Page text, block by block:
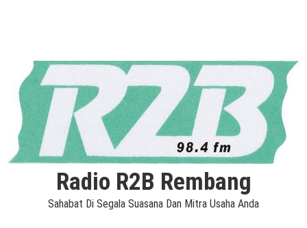
Radio R2B Rembang
Sahabat Di Segala Suasana Dan Mitra Usaha Anda